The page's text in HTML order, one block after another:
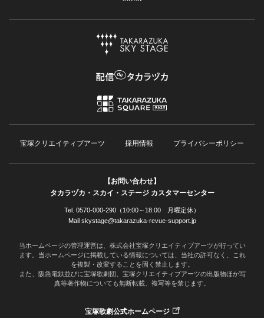
宝塚クリエイティブアーツ 採用情報 プライバシーポリシー
【お問い合わせ】
タカラヅカ・スカイ・ステージ カスタマーセンター
Tel. 0570-000-290（10:00～18:00 月曜定休）
Mail skystage@takarazuka-revue-support.jp
当ホームページの管理運営は、株式会社宝塚クリエイティブアーツが行ってい
ます。当ホームページに掲載している情報については、当社の許可なく、これ
を複製・改変することを固く禁止します。
また、阪急電鉄並びに宝塚歌劇団、宝塚クリエイティブアーツの出版物ほか写
真等著作物についても無断転載、複写等を禁じます。
宝塚歌劇公式ホームページ